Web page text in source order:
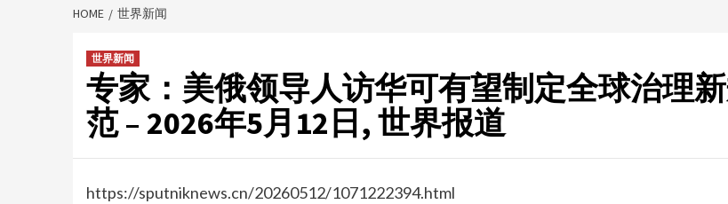
HOME 世界新闻
世界新闻
专家：美俄领导人访华可有望制定全球治理
范 – 2026年5月12日, 世界报道
https://sputniknews.cn/20260512/1071222394.html